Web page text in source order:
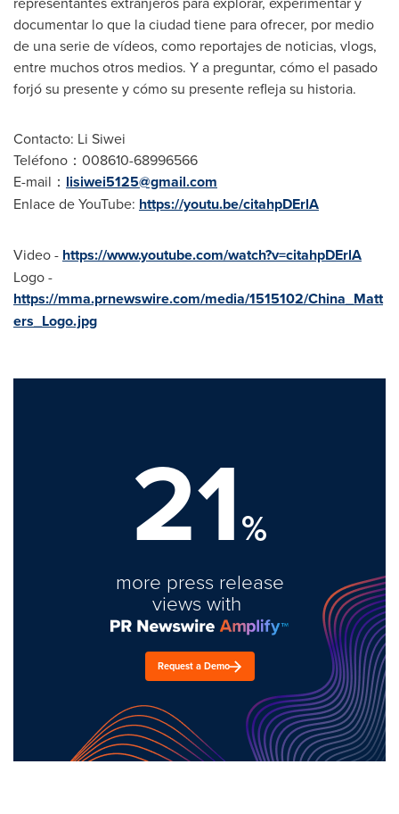
documentar lo que la ciudad tiene para ofrecer, por medio
de una serie de vídeos, como reportajes de noticias, vlogs,
entre muchos otros medios. Y a preguntar, cómo el pasado
forjó su presente y cómo su presente refleja su historia.
Contacto: Li Siwei
Teléfono：008610-68996566
E-mail： lisiwei5125@gmail.com
Enlace de YouTube: https://youtu.be/citahpDErlA
Video - https://www.youtube.com/watch?v=citahpDErlA
Logo -
https://mma.prnewswire.com/media/1515102/China_Matt
ers_Logo.jpg
21%
more press release
views with
Request a Demo